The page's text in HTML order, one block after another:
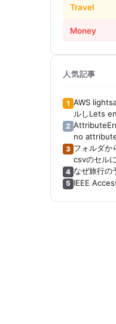
Travel
Money
人気記事
1 AWS
ルしLets
2
no
3 フォルダか
csvのセル
4 なぜ旅行の
5 IEEE